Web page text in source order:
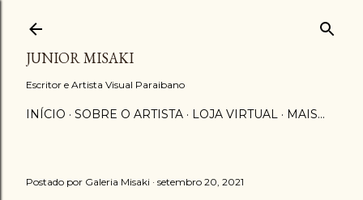
JUNIOR MISAKI
Escritor e Artista Visual Paraibano
INÍCIO SOBRE O ARTISTA LOJA VIRTUAL MAIS…
Postado por Galeria Misaki setembro 20, 2021